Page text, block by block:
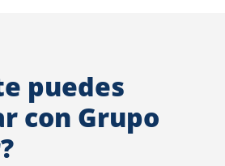
puedes
con Grupo